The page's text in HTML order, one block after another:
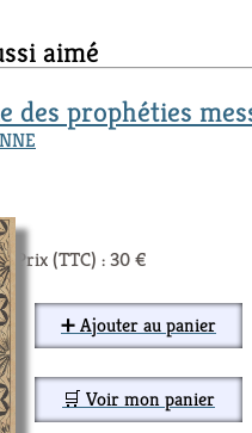
aimé
des prophéties
Prix (TTC) : 30 €
➕ Ajouter au panier
🛒 Voir mon panier